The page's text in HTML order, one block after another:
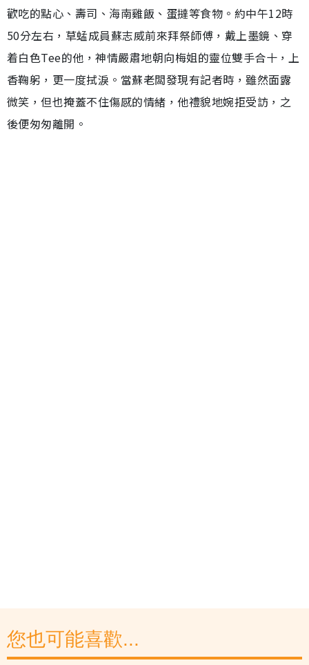
歡吃的點心、壽司、海南雞飯、蛋撻等食物。約中午12時
50分左右，草蜢成員蘇志威前來拜祭師傅，戴上墨鏡、穿
着白色Tee的他，神情嚴肅地朝向梅姐的靈位雙手合十，上
香鞠躬，更一度拭淚。當蘇老闆發現有記者時，雖然面露
微笑，但也掩蓋不住傷感的情緒，他禮貌地婉拒受訪，之
後便匆匆離開。
您也可能喜歡...